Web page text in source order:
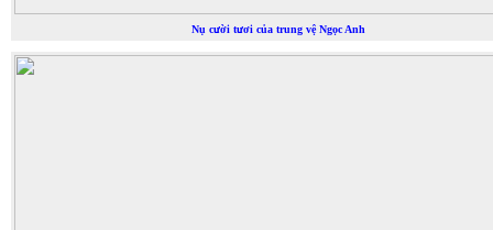
Nụ cười tươi của trung vệ Ngọc Anh